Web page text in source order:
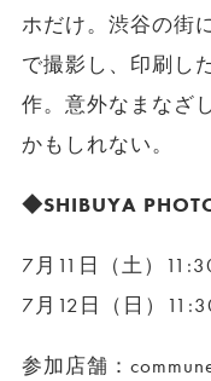
ホだけ。渋谷の街
で撮影し、印刷し
作。意外なまなざ
かもしれない。
◆SHIBUYA
7月11日（土）
7月12日（日）
参加店舗：